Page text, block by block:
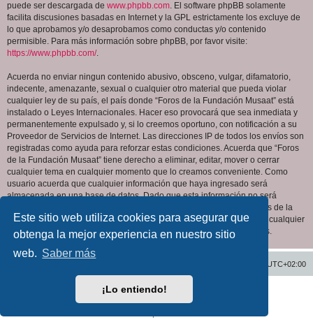
Este sitio web utiliza cookies para asegurar que
obtenga la mejor experiencia en nuestro sitio
web. Saber más
¡Lo entiendo!
puede ser descargada de www.phpbb.com. El software phpBB solamente
facilita discusiones basadas en Internet y la GPL estrictamente los excluye de
lo que aprobamos y/o desaprobamos como conductas y/o contenido
permisible. Para más información sobre phpBB, por favor visite:
https://www.phpbb.com/.
Acuerda no enviar ningun contenido abusivo, obsceno, vulgar, difamatorio,
indecente, amenazante, sexual o cualquier otro material que pueda violar
cualquier ley de su país, el país donde “Foros de la Fundación Musaat” está
instalado o Leyes Internacionales. Hacer eso provocará que sea inmediata y
permanentemente expulsado y, si lo creemos oportuno, con notificación a su
Proveedor de Servicios de Internet. Las direcciones IP de todos los envíos son
registradas como ayuda para reforzar estas condiciones. Acuerda que “Foros
de la Fundación Musaat” tiene derecho a eliminar, editar, mover o cerrar
cualquier tema en cualquier momento que lo creamos conveniente. Como
usuario acuerda que cualquier información que haya ingresado será
almacenada en una base de datos. Dado que esta información no será
compartida con ninguna tercera parte sin su consentimiento, ni “Foros de la
Fundación Musaat” ni phpBB podrán considerarse responsables por cualquier
intento de hacking que conlleve a que los datos sean comprometidos.
UTC+02:00
Desarrollado porphpBB® Forum Software © phpBB Limited
phpBB España